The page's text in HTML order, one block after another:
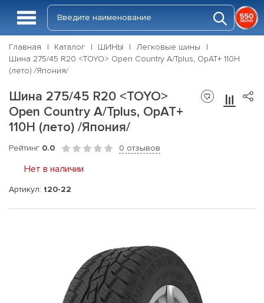
Главная Каталог ШИНЫ
Легковые шины
Шина 275/45 R20 <TOYO> Open Country A/Tplus, OpAT+ 110H
(лето) /Япония/
Шина 275/45 R20 <TOYO>
Open Country A/Tplus, OpAT+
110H (лето) /Япония/
Рейтинг 0.0 0 отзывов
Нет в наличии
Артикул: t20-22